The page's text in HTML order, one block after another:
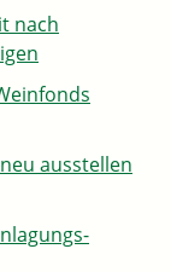
nach
ausstellen